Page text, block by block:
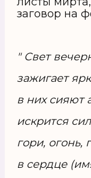
заговор на
" Свет
зажигает
в них сияют
искрится
гори, огонь,
в сердце